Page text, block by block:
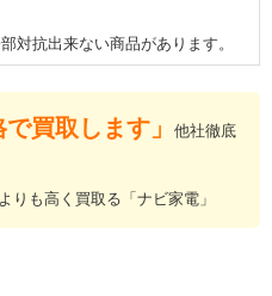
対抗出来ない商品があります。
買取します」
他社徹底
りも高く買取る「ナビ家電」